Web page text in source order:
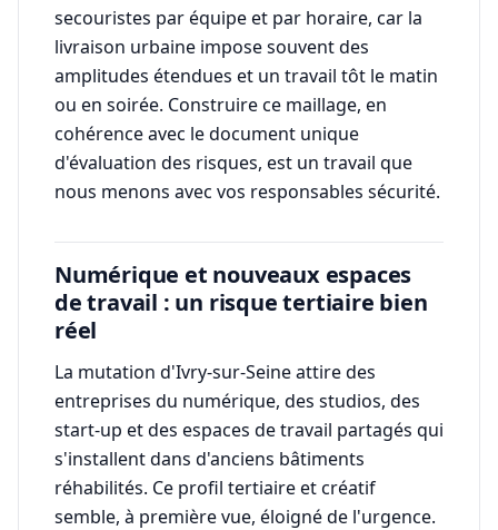
secouristes par équipe et par horaire, car la
livraison urbaine impose souvent des
amplitudes étendues et un travail tôt le matin
ou en soirée. Construire ce maillage, en
cohérence avec le document unique
d'évaluation des risques, est un travail que
nous menons avec vos responsables sécurité.
Numérique et nouveaux espaces
de travail : un risque tertiaire bien
réel
La mutation d'Ivry-sur-Seine attire des
entreprises du numérique, des studios, des
start-up et des espaces de travail partagés qui
s'installent dans d'anciens bâtiments
réhabilités. Ce profil tertiaire et créatif
semble, à première vue, éloigné de l'urgence.